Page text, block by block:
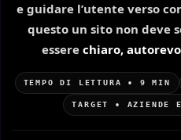
e guidare l’utente verso
questo un sito non deve
essere chiaro,
TEMPO DI LETTURA • 9 MIN
TARGET • AZIENDE